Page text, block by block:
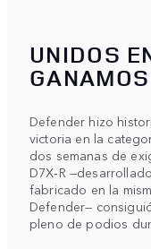
UNIDOS
Defender hizo
victoria en la
dos semanas de
D7X‑R
fabricado en la
Defender—
pleno de podios